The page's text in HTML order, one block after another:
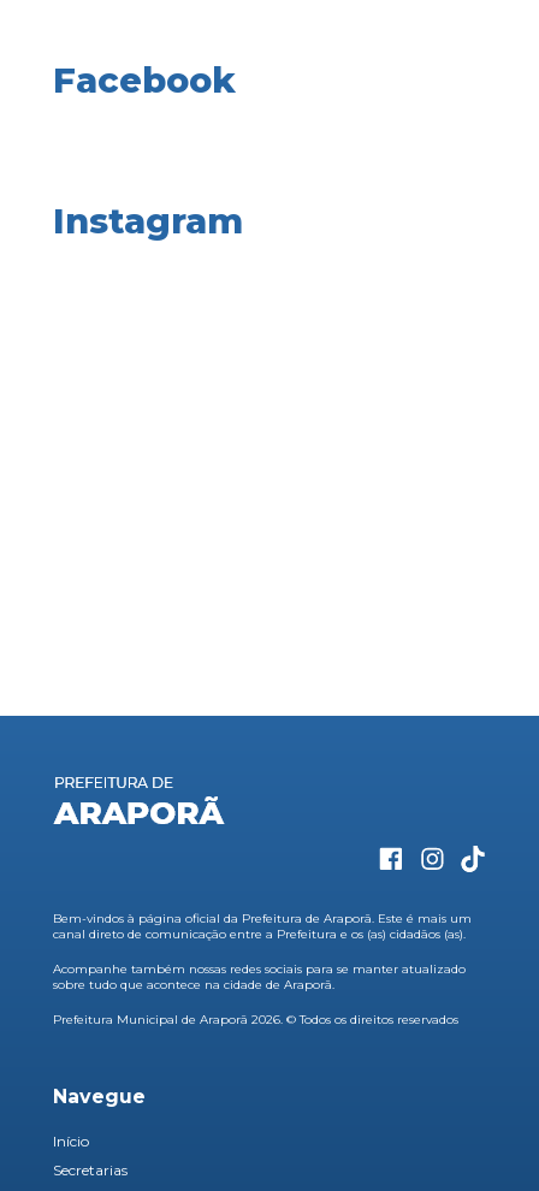
Facebook
Instagram
Bem-vindos à página oficial da Prefeitura de Araporã. Este é mais um
canal direto de comunicação entre a Prefeitura e os (as) cidadãos (as).
Acompanhe também nossas redes sociais para se manter atualizado
sobre tudo que acontece na cidade de Araporã.
Prefeitura Municipal de Araporã 2026. © Todos os direitos reservados
Navegue
Início
Secretarias